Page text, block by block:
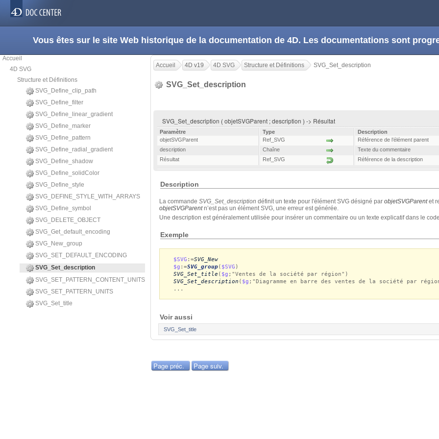
Vous êtes sur le site Web historique de la documentation de 4D. Les documentations sont
Accueil
4D SVG
Structure et Définitions
SVG_Define_clip_path
SVG_Define_filter
SVG_Define_linear_gradient
SVG_Define_marker
SVG_Define_pattern
SVG_Define_radial_gradient
SVG_Define_shadow
SVG_Define_solidColor
SVG_Define_style
SVG_DEFINE_STYLE_WITH_ARRAYS
SVG_Define_symbol
SVG_DELETE_OBJECT
SVG_Get_default_encoding
SVG_New_group
SVG_SET_DEFAULT_ENCODING
SVG_Set_description
SVG_SET_PATTERN_CONTENT_UNITS
SVG_SET_PATTERN_UNITS
SVG_Set_title
Accueil 4D v19 4D SVG Structure et Définitions SVG_Set_description
SVG_Set_description
SVG_Set_description ( objetSVGParent ; description ) -> Résultat
Paramètre Type
Description
objetSVGParent
Ref_SVG
Référence de l’élément parent
description
Chaîne
Texte du commentaire
Résultat
Ref_SVG Référence de la description
Description
La commande SVG_Set_description définit un texte pour l'élément SVG désigné par objetSVGParentet
objetSVGParentn’est pas un élément SVG, une erreur est générée.
Une description est généralement utilisée pour insérer un commentaire ou un texte explicatif dans le
Exemple
$SVG :=SVG_New
$g :=SVG_group( $SVG )
SVG_Set_title ( $g ;"Ventes de la société par région")
SVG_Set_description ( $g ;"Diagramme en barre des ventes de la société par
...
Voir aussi
SVG_Set_title
Page préc. Page suiv.